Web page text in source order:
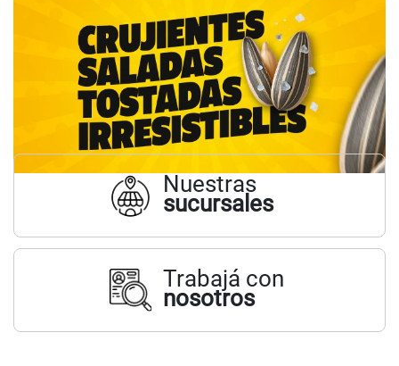
Nuestras
sucursales
Trabajá con
nosotros